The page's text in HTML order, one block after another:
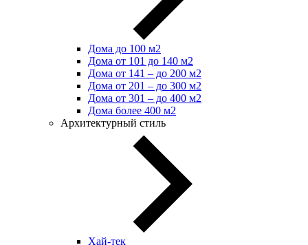
Дома до 100 м2
Дома от 101 до 140 м2
Дома от 141 – до 200 м2
Дома от 201 – до 300 м2
Дома от 301 – до 400 м2
Дома более 400 м2
Архитектурный стиль
Хай-тек